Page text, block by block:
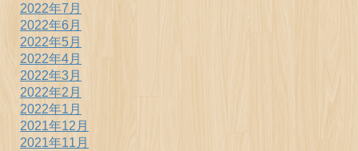
2022年7月
2022年6月
2022年5月
2022年4月
2022年3月
2022年2月
2022年1月
2021年12月
2021年11月